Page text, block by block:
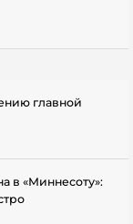
главной
в «Миннесоту»: